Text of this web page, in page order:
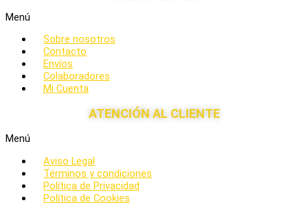
Menú
Sobre nosotros
Contacto
Envíos
Colaboradores
Mi Cuenta
ATENCIÓN AL CLIENTE
Menú
Aviso Legal
Términos y condiciones
Política de Privacidad
Política de Cookies